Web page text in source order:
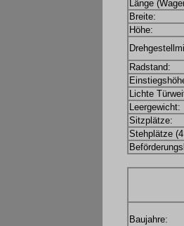
Länge
Breite:
Höhe:
Radstand:
Lichte
Leergewicht:
Sitzplätze:
Stehplätze
Baujahre: